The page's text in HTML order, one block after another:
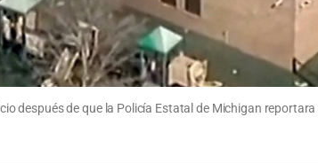
después de que la Policía Estatal de Michigan